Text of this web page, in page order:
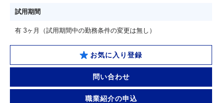
試用期間
有 3ヶ月（試用期間中の勤務条件の変更は無し）
お気に入り登録
問い合わせ
職業紹介の申込